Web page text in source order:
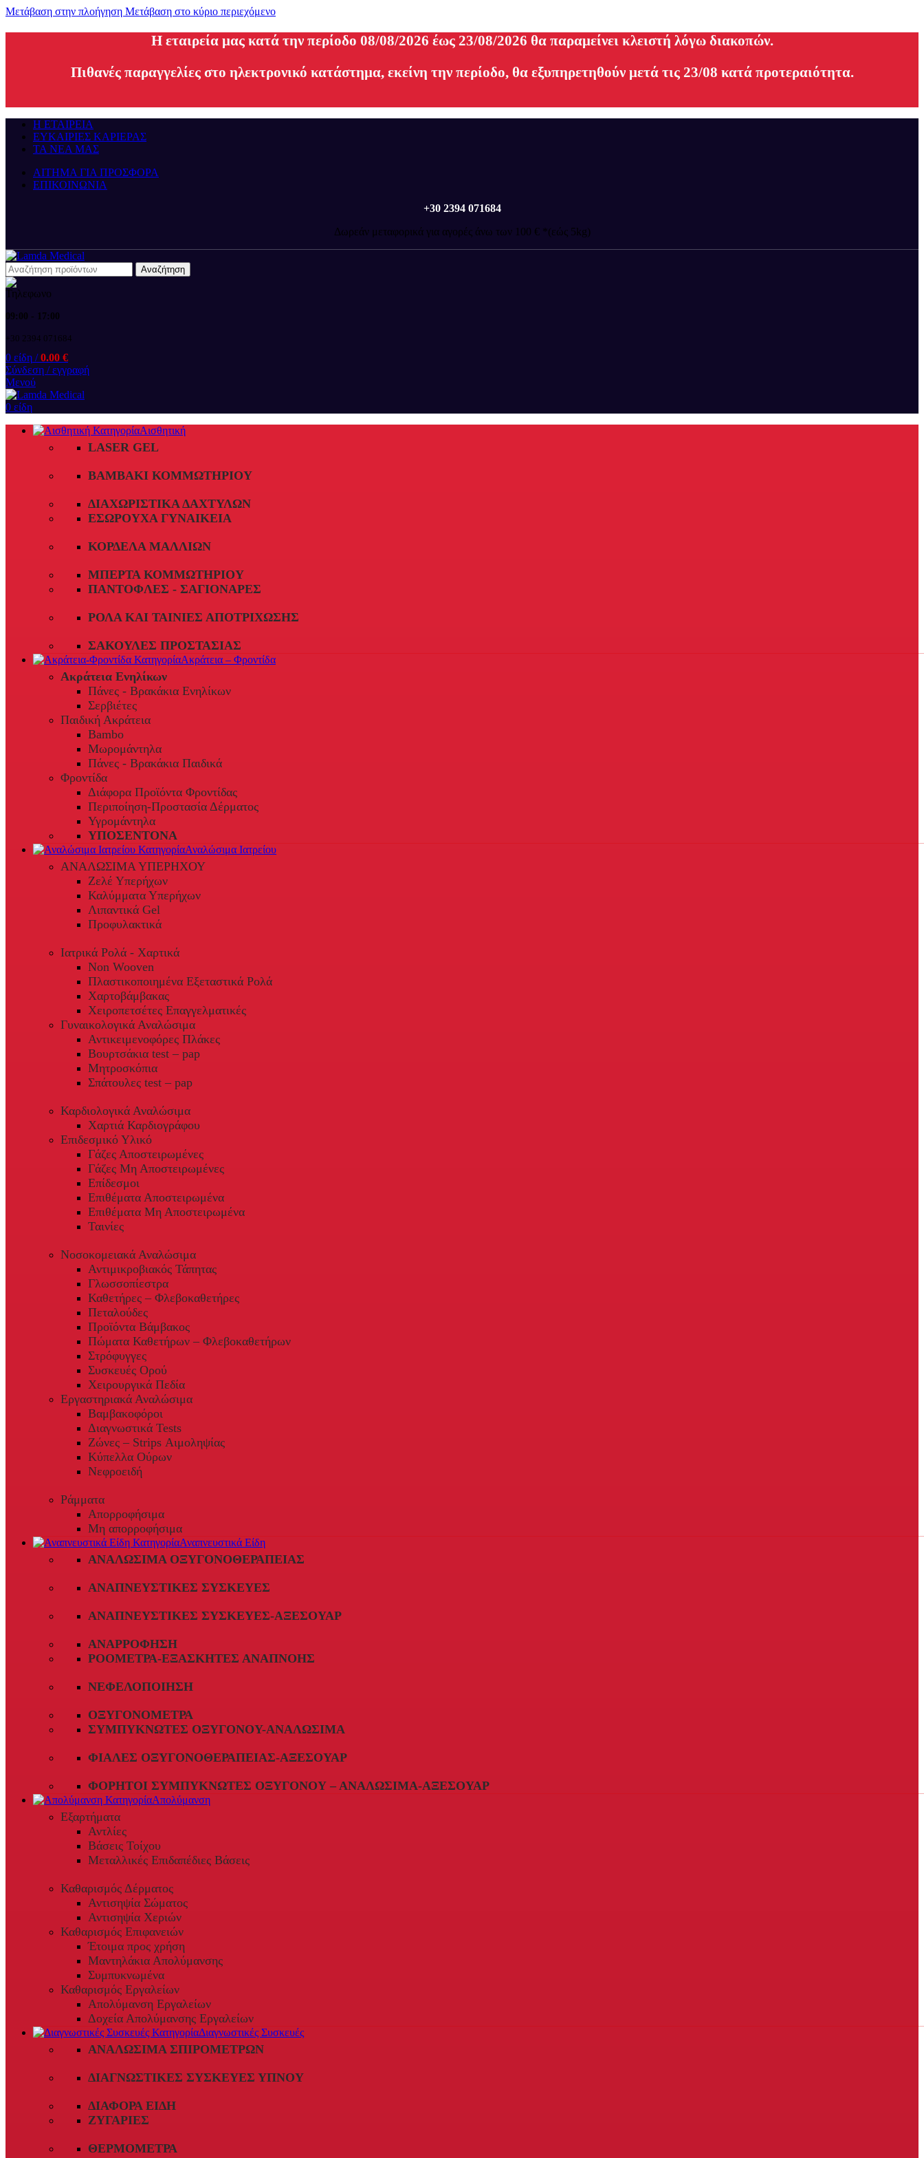
Μετάβαση στην πλοήγηση Μετάβαση στο κύριο περιεχόμενο
H εταιρεία μας κατά την περίοδο 08/08/2026 έως 23/08/2026 θα παραμείνει κλειστή λόγω διακοπών.
Πιθανές παραγγελίες στο ηλεκτρονικό κατάστημα, εκείνη την περίοδο, θα εξυπηρετηθούν μετά τις 23/08 κατά προτεραιότητα.
Η ΕΤΑΙΡΕΙΑ
ΕΥΚΑΙΡΙΕΣ ΚΑΡΙΕΡΑΣ
ΤΑ ΝΕΑ ΜΑΣ
ΑΙΤΗΜΑ ΓΙΑ ΠΡΟΣΦΟΡΑ
ΕΠΙΚΟΙΝΩΝΙΑ
+30 2394 071684
Δωρεάν μεταφορικά για αγορές άνω των 100 € *(εώς 5kg)
Αναζήτηση
09:00 - 17:00
+30 2394 071684
0 είδη / 0.00 €
Σύνδεση / εγγραφή
Μενού
0 είδη
Αισθητική
LASER GEL
ΒΑΜΒΆΚΙ ΚΟΜΜΩΤΗΡΊΟΥ
ΔΙΑΧΩΡΙΣΤΙΚΆ ΔΑΧΤΎΛΩΝ
ΕΣΏΡΟΥΧΑ ΓΥΝΑΙΚΕΊΑ
ΚΟΡΔΈΛΑ ΜΑΛΛΙΏΝ
ΜΠΈΡΤΑ ΚΟΜΜΩΤΗΡΊΟΥ
ΠΑΝΤΌΦΛΕΣ - ΣΑΓΙΟΝΆΡΕΣ
ΡΟΛΆ ΚΑΙ ΤΑΙΝΊΕΣ ΑΠΟΤΡΊΧΩΣΗΣ
ΣΑΚΟΎΛΕΣ ΠΡΟΣΤΑΣΊΑΣ
Ακράτεια – Φροντίδα
Ακράτεια Ενηλίκων
Πάνες - Βρακάκια Ενηλίκων
Σερβιέτες
Παιδική Ακράτεια
Bambo
Μωρομάντηλα
Πάνες - Βρακάκια Παιδικά
Φροντίδα
Διάφορα Προϊόντα Φροντίδας
Περιποίηση-Προστασία Δέρματος
Υγρομάντηλα
ΥΠΟΣΕΝΤΟΝΑ
Αναλώσιμα Ιατρείου
ΑΝΑΛΩΣΙΜΑ ΥΠΕΡΗΧΟΥ
Ζελέ Υπερήχων
Καλύμματα Υπερήχων
Λιπαντικά Gel
Προφυλακτικά
Ιατρικά Ρολά - Χαρτικά
Non Wooven
Πλαστικοποιημένα Εξεταστικά Ρολά
Χαρτοβάμβακας
Χειροπετσέτες Επαγγελματικές
Γυναικολογικά Αναλώσιμα
Αντικειμενοφόρες Πλάκες
Βουρτσάκια test – pap
Μητροσκόπια
Σπάτουλες test – pap
Καρδιολογικά Αναλώσιμα
Χαρτιά Καρδιογράφου
Επιδεσμικό Υλικό
Γάζες Αποστειρωμένες
Γάζες Μη Αποστειρωμένες
Επίδεσμοι
Επιθέματα Αποστειρωμένα
Επιθέματα Μη Αποστειρωμένα
Ταινίες
Νοσοκομειακά Αναλώσιμα
Αντιμικροβιακός Τάπητας
Γλωσσοπίεστρα
Καθετήρες – Φλεβοκαθετήρες
Πεταλούδες
Προϊόντα Βάμβακος
Πώματα Καθετήρων – Φλεβοκαθετήρων
Στρόφυγγες
Συσκευές Ορού
Χειρουργικά Πεδία
Εργαστηριακά Αναλώσιμα
Βαμβακοφόροι
Διαγνωστικά Tests
Ζώνες – Strips Αιμοληψίας
Κύπελλα Ούρων
Νεφροειδή
Ράμματα
Απορροφήσιμα
Μη απορροφήσιμα
Αναπνευστικά Είδη
ΑΝΑΛΏΣΙΜΑ ΟΞΥΓΟΝΟΘΕΡΑΠΕΊΑΣ
ΑΝΑΠΝΕΥΣΤΙΚΈΣ ΣΥΣΚΕΥΈΣ
ΑΝΑΠΝΕΥΣΤΙΚΈΣ ΣΥΣΚΕΥΈΣ-ΑΞΕΣΟΥΆΡ
ΑΝΑΡΡΌΦΗΣΗ
ΡΟΌΜΕΤΡΑ-ΕΞΑΣΚΗΤΈΣ ΑΝΑΠΝΟΉΣ
ΝΕΦΕΛΟΠΟΊΗΣΗ
ΟΞΥΓΟΝΌΜΕΤΡΑ
ΣΥΜΠΥΚΝΩΤΈΣ ΟΞΥΓΌΝΟΥ-ΑΝΑΛΏΣΙΜΑ
ΦΙΆΛΕΣ ΟΞΥΓΟΝΟΘΕΡΑΠΕΊΑΣ-ΑΞΕΣΟΥΆΡ
ΦΟΡΗΤΟΊ ΣΥΜΠΥΚΝΩΤΈΣ ΟΞΥΓΌΝΟΥ – ΑΝΑΛΏΣΙΜΑ-ΑΞΕΣΟΥΆΡ
Απολύμανση
Εξαρτήματα
Αντλίες
Βάσεις Τοίχου
Μεταλλικές Επιδαπέδιες Βάσεις
Καθαρισμός Δέρματος
Αντισηψία Σώματος
Αντισηψία Χεριών
Καθαρισμός Επιφανειών
Έτοιμα προς χρήση
Μαντηλάκια Απολύμανσης
Συμπυκνωμένα
Καθαρισμός Εργαλείων
Απολύμανση Εργαλείων
Δοχεία Απολύμανσης Εργαλείων
Διαγνωστικές Συσκευές
ΑΝΑΛΏΣΙΜΑ ΣΠΙΡΟΜΈΤΡΩΝ
ΔΙΑΓΝΩΣΤΙΚΈΣ ΣΥΣΚΕΥΈΣ ΎΠΝΟΥ
ΔΙΆΦΟΡΑ ΕΊΔΗ
ΖΥΓΑΡΙΈΣ
ΘΕΡΜΌΜΕΤΡΑ